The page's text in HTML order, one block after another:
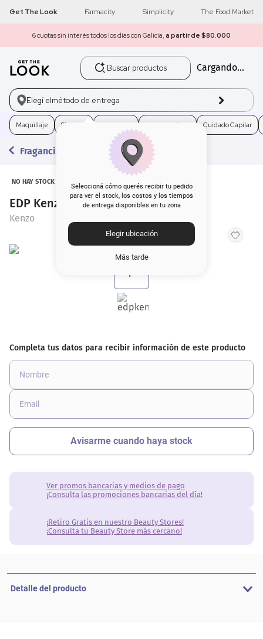
Get The Look Farmacity Simplicity The Food Market
6 cuotas sin interés todos los días con Galicia, a partir de $80.000
Buscar productos
Cargando...
Elegí elmétodo de entrega
Seleccioná cómo querés recibir tu pedido
para ver el stock, los costos y los tiempos
de entrega disponibles en tu zona
Elegir ubicación
Más tarde
Maquillaje Skincare Electro Belleza Cuidado Capilar
Fragancias
NO HAY STOCK
EDP Kenzo Flower Ikebana x 75 ml
Kenzo
Ver promos bancarias y medios de pago
¡Consulta las promociones bancarias del día!
¡Retiro Gratis en nuestro Beauty Stores!
¡Consulta tu Beauty Store más cercano!
Detalle del producto
1 get the look
2 máscara pestañas
loreal
4. brochas
5. corrector
6. rubor